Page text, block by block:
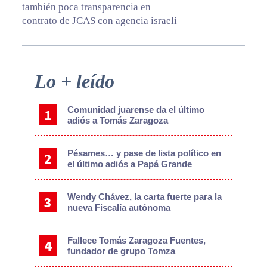
también poca transparencia en
contrato de JCAS con agencia israelí
Primary
Lo + leído
Comunidad juarense da el último
adiós a Tomás Zaragoza
Pésames… y pase de lista político en
el último adiós a Papá Grande
Wendy Chávez, la carta fuerte para la
nueva Fiscalía autónoma
Fallece Tomás Zaragoza Fuentes,
fundador de grupo Tomza